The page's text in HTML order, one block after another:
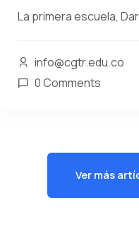
La primera escuela,
info@cgtr.edu.co
0 Comments
Ver más